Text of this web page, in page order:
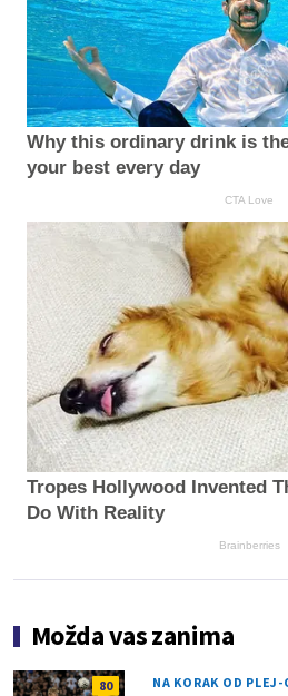
Why this ordinary drink is
your best every day
CTA Love
Tropes Hollywood Invented
Do With Reality
Brainberries
Možda vas zanima
80 NA KORAK OD PLEJ-